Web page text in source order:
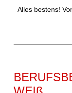
Alles bestens!